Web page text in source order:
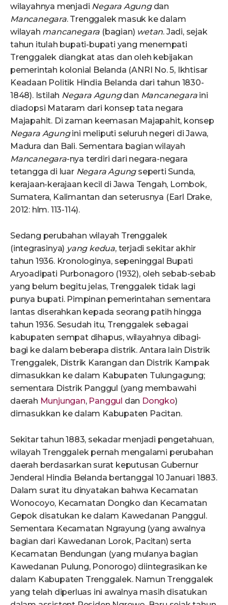
wilayahnya menjadi Negara Agungdan
Mancanegara. Trenggalek masuk ke dalam
wilayah mancanegara (bagian) wetan. Jadi, sejak
tahun itulah bupati-bupati yang menempati
Trenggalek diangkat atas dan oleh kebijakan
pemerintah kolonial Belanda (ANRI No. 5, Ikhtisar
Keadaan Politik Hindia Belanda dari tahun 1830-
1848). Istilah Negara Agungdan Mancanegaraini
diadopsi Mataram dari konsep tata negara
Majapahit. Di zaman keemasan Majapahit, konsep
Negara Agungini meliputi seluruh negeri di Jawa,
Madura dan Bali. Sementara bagian wilayah
Mancanegara-nya terdiri dari negara-negara
tetangga di luar Negara Agungseperti Sunda,
kerajaan-kerajaan kecil di Jawa Tengah, Lombok,
Sumatera, Kalimantan dan seterusnya (Earl Drake,
2012: hlm. 113-114).
Sedang perubahan wilayah Trenggalek
(integrasinya) yang kedua, terjadi sekitar akhir
tahun 1936. Kronologinya, sepeninggal Bupati
Aryoadipati Purbonagoro (1932), oleh sebab-sebab
yang belum begitu jelas, Trenggalek tidak lagi
punya bupati. Pimpinan pemerintahan sementara
lantas diserahkan kepada seorang patih hingga
tahun 1936. Sesudah itu, Trenggalek sebagai
kabupaten sempat dihapus, wilayahnya dibagi-
bagi ke dalam beberapa distrik. Antara lain Distrik
Trenggalek, Distrik Karangan dan Distrik Kampak
dimasukkan ke dalam Kabupaten Tulungagung;
sementara Distrik Panggul (yang membawahi
daerah Munjungan, Panggul dan Dongko)
dimasukkan ke dalam Kabupaten Pacitan.
Sekitar tahun 1883, sekadar menjadi pengetahuan,
wilayah Trenggalek pernah mengalami perubahan
daerah berdasarkan surat keputusan Gubernur
Jenderal Hindia Belanda bertanggal 10 Januari 1883.
Dalam surat itu dinyatakan bahwa Kecamatan
Wonocoyo, Kecamatan Dongko dan Kecamatan
Gepok disatukan ke dalam Kawedanan Panggul.
Sementara Kecamatan Ngrayung (yang awalnya
bagian dari Kawedanan Lorok, Pacitan) serta
Kecamatan Bendungan (yang mulanya bagian
Kawedanan Pulung, Ponorogo) diintegrasikan ke
dalam Kabupaten Trenggalek. Namun Trenggalek
yang telah diperluas ini awalnya masih disatukan